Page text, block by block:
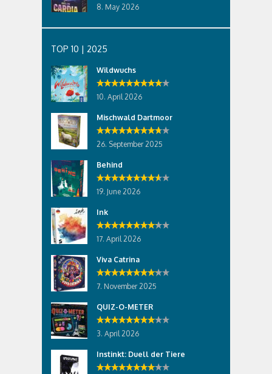
8. May 2026
TOP 10 | 2025
Wildwuchs
10. April 2026
Mischwald Dartmoor
26. September 2025
Behind
19. June 2026
Ink
17. April 2026
Viva Catrina
7. November 2025
QUIZ-O-METER
3. April 2026
Instinkt: Duell der Tiere